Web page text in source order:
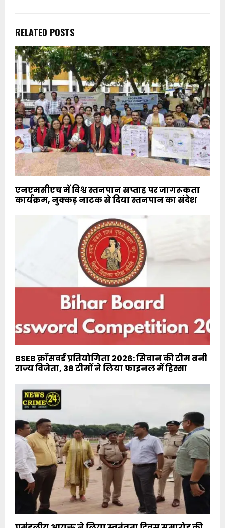
RELATED POSTS
एनएमसीएच में विश्व स्तनपान सप्ताह पर जागरूकता
कार्यक्रम, नुक्कड़ नाटक से दिया स्तनपान का संदेश
BSEB क्रॉसवर्ड प्रतियोगिता 2026: सिवान की टीम बनी
राज्य विजेता, 38 टीमों ने लिया फाइनल में हिस्सा